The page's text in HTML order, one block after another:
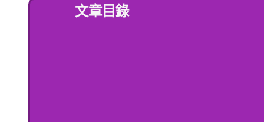
資源回收業移工
製造業移工
文章目錄